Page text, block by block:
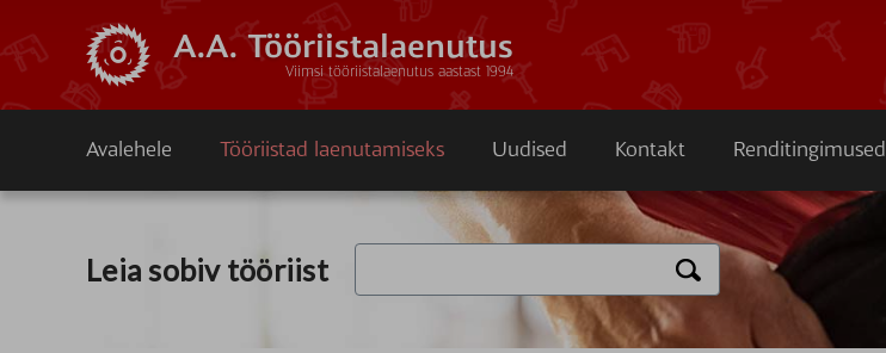
A.A. Tööriistalaenutus
Viimsi tööriistalaenutus aastast 1994
Avalehele Tööriistad laenutamiseks Uudised Kontakt Renditingimused
Leia sobiv tööriist